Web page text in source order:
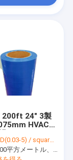
ム
200ft 24" 3製
HVACの
5) / square meter
メートル、印刷を用いる10000平方メートル